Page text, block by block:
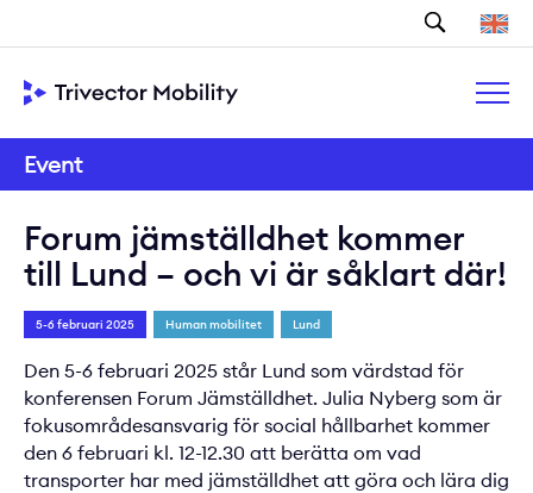
Event
Forum jämställdhet kommer
till Lund – och vi är såklart där!
5-6 februari 2025 Human mobilitet Lund
Den 5-6 februari 2025 står Lund som värdstad för
konferensen Forum Jämställdhet. Julia Nyberg som är
fokusområdesansvarig för social hållbarhet kommer
den 6 februari kl. 12-12.30 att berätta om vad
transporter har med jämställdhet att göra och lära dig